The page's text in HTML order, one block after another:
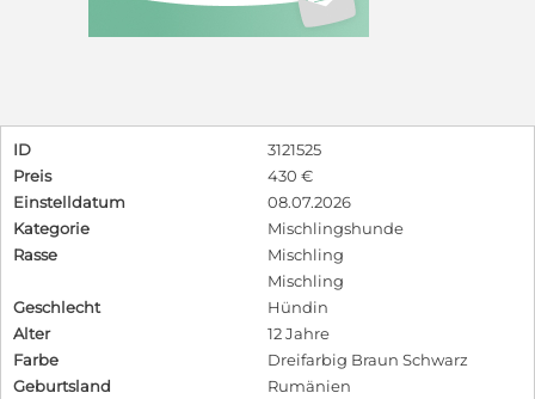
ID
3121525
Preis
430 €
Einstelldatum
08.07.2026
Kategorie
Mischlingshunde
Rasse
Mischling
Mischling
Geschlecht
Hündin
Alter
12 Jahre
Farbe
Dreifarbig Braun Schwarz
Geburtsland
Rumänien